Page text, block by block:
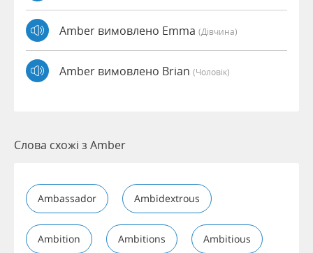
Amber вимовлено Emma (дівчина)
Amber вимовлено Brian (чоловік)
Слова схожі з Amber
Ambassador Ambidextrous
Ambition Ambitions Ambitious